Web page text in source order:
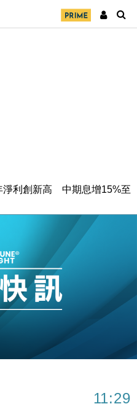
淨利創新高 中期息增15%至
年GDP預測至4.5% 看好貿易
員要求交「保證金」 43歲女子
後回穩 全周仍升近2%
具「反」斗城亞洲CEO蔡德
跌 連挫7周創逾3年最長跌勢
11:29